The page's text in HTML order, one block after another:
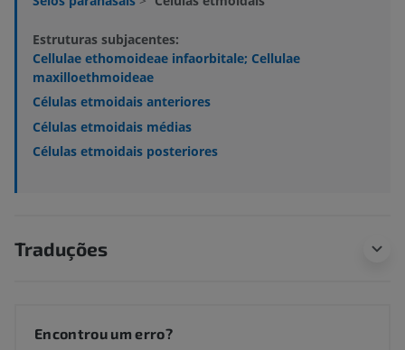
Estruturas subjacentes:
Cellulae ethomoideae infaorbitale; Cellulae
maxilloethmoideae
Células etmoidais anteriores
Células etmoidais médias
Células etmoidais posteriores
Traduções
Encontrou um erro?